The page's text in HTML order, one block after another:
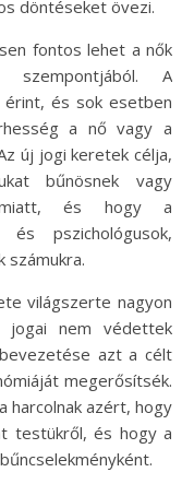
döntéseket övezi.
fontos lehet a nők
A
és sok esetben
a nő vagy a
új jogi keretek célja,
bűnösnek vagy
miatt, és hogy a
pszichológusok,
számukra.
világszerte nagyon
nem védettek
azt a célt
megerősítsék.
harcolnak azért, hogy
testükről, és hogy a